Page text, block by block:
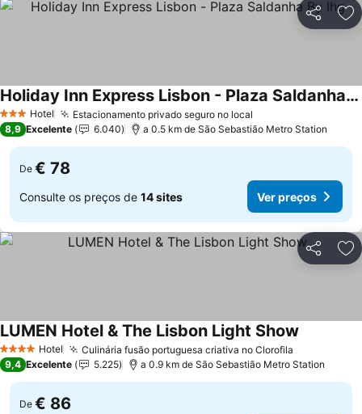
Partilhar
3 EstrelasHotel Estacionamento privado seguro no local
Holiday Inn Express Lisbon - Plaza Saldanha By Ihg
Ver preços
8,9 Excelente 6.040 a 0.5 km de São Sebastião Metro Station
De € 78
Consulte os preços de 14 sites Ver preços
Partilhar
4 EstrelasHotel Culinária fusão portuguesa criativa no Clorofila
LUMEN Hotel & The Lisbon Light Show
9,4 Excelente 5.225 a 0.9 km de São Sebastião Metro Station
De € 86